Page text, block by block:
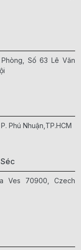
Số 63 Lê Văn
Phú Nhuận,TP.HCM
Ves 70900, Czech